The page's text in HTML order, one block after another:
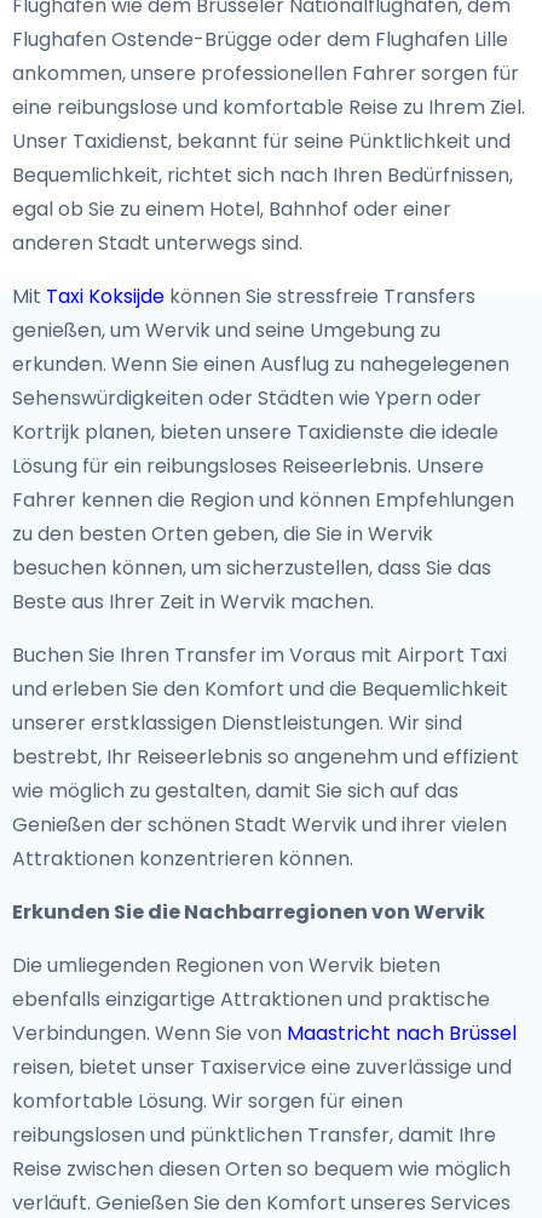
Flughafen Ostende-Brügge oder dem Flughafen Lille
ankommen, unsere professionellen Fahrer sorgen für
eine reibungslose und komfortable Reise zu Ihrem Ziel.
Unser Taxidienst, bekannt für seine Pünktlichkeit und
Bequemlichkeit, richtet sich nach Ihren Bedürfnissen,
egal ob Sie zu einem Hotel, Bahnhof oder einer
anderen Stadt unterwegs sind.
Mit Taxi Koksijde können Sie stressfreie Transfers
genießen, um Wervik und seine Umgebung zu
erkunden. Wenn Sie einen Ausflug zu nahegelegenen
Sehenswürdigkeiten oder Städten wie Ypern oder
Kortrijk planen, bieten unsere Taxidienste die ideale
Lösung für ein reibungsloses Reiseerlebnis. Unsere
Fahrer kennen die Region und können Empfehlungen
zu den besten Orten geben, die Sie in Wervik
besuchen können, um sicherzustellen, dass Sie das
Beste aus Ihrer Zeit in Wervik machen.
Buchen Sie Ihren Transfer im Voraus mit Airport Taxi
und erleben Sie den Komfort und die Bequemlichkeit
unserer erstklassigen Dienstleistungen. Wir sind
bestrebt, Ihr Reiseerlebnis so angenehm und effizient
wie möglich zu gestalten, damit Sie sich auf das
Genießen der schönen Stadt Wervik und ihrer vielen
Attraktionen konzentrieren können.
Erkunden Sie die Nachbarregionen von Wervik
Die umliegenden Regionen von Wervik bieten
ebenfalls einzigartige Attraktionen und praktische
Verbindungen. Wenn Sie von Maastricht nach Brüssel
reisen, bietet unser Taxiservice eine zuverlässige und
komfortable Lösung. Wir sorgen für einen
reibungslosen und pünktlichen Transfer, damit Ihre
Reise zwischen diesen Orten so bequem wie möglich
verläuft. Genießen Sie den Komfort unseres Services